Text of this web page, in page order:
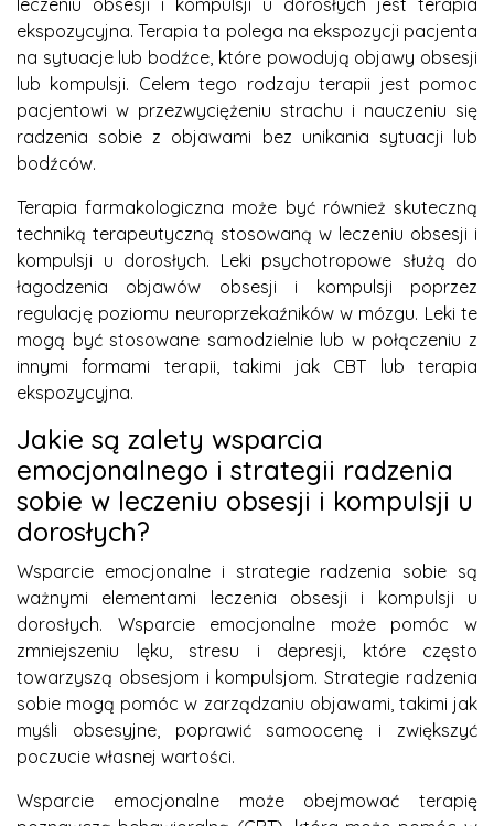
ekspozycyjna. Terapia ta polega na ekspozycji pacjenta
na sytuacje lub bodźce, które powodują objawy obsesji
lub kompulsji. Celem tego rodzaju terapii jest pomoc
pacjentowi w przezwyciężeniu strachu i nauczeniu się
radzenia sobie z objawami bez unikania sytuacji lub
bodźców.
Terapia farmakologiczna może być również skuteczną
techniką terapeutyczną stosowaną w leczeniu obsesji i
kompulsji u dorosłych. Leki psychotropowe służą do
łagodzenia objawów obsesji i kompulsji poprzez
regulację poziomu neuroprzekaźników w mózgu. Leki te
mogą być stosowane samodzielnie lub w połączeniu z
innymi formami terapii, takimi jak CBT lub terapia
ekspozycyjna.
Jakie są zalety wsparcia
emocjonalnego i strategii radzenia
sobie w leczeniu obsesji i kompulsji u
dorosłych?
Wsparcie emocjonalne i strategie radzenia sobie są
ważnymi elementami leczenia obsesji i kompulsji u
dorosłych. Wsparcie emocjonalne może pomóc w
zmniejszeniu lęku, stresu i depresji, które często
towarzyszą obsesjom i kompulsjom. Strategie radzenia
sobie mogą pomóc w zarządzaniu objawami, takimi jak
myśli obsesyjne, poprawić samoocenę i zwiększyć
poczucie własnej wartości.
Wsparcie emocjonalne może obejmować terapię